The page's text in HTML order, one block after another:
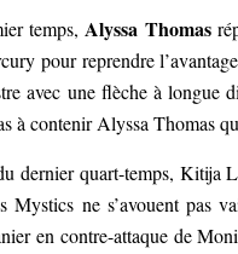
temps, Alyssa Thomas
pour reprendre
avec une flèche à longue
à contenir Alyssa Thomas
dernier quart-temps, Kitija
Mystics ne s’avouent pas
en contre-attaque de